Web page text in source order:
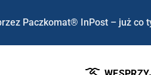
Paczkomat® InPost – już co